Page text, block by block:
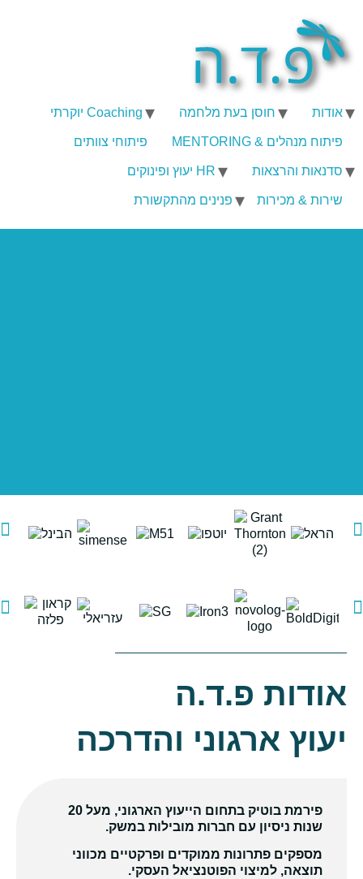
אודות חוסן בעת מלחמה Coaching יוקרתי
פיתוח מנהלים & MENTORING פיתוחי צוותים
סדנאות והרצאות HR יעוץ ופינוקים
שירות & מכירות פנינים מהתקשורת
אודות פ.ד.ה
יעוץ ארגוני והדרכה
פירמת בוטיק בתחום הייעוץ הארגוני, מעל 20
שנות ניסיון עם חברות מובילות במשק.
מספקים פתרונות ממוקדים ופרקטיים מכווני
תוצאה, למיצוי הפוטנציאל העסקי.